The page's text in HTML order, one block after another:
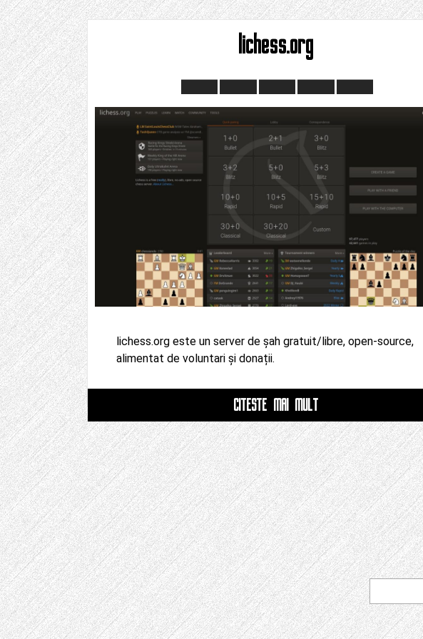
lichess.org
lichess.org este un server de șah gratuit/libre, open-source,
alimentat de voluntari și donații.
CITESTE MAI MULT